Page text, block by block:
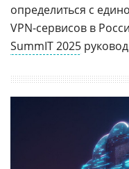
определиться с
VPN-сервисов в
SummIT 2025